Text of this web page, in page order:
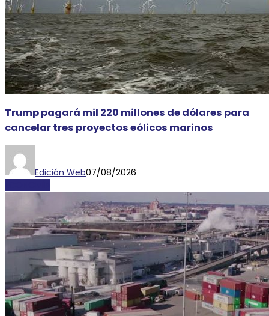
Trump pagará mil 220 millones de dólares para
cancelar tres proyectos eólicos marinos
Edición Web07/08/2026